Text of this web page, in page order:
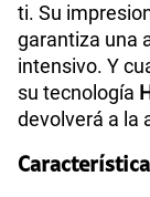
ti. Su
garantiza una
intensivo. Y
su tecnología
devolverá a la